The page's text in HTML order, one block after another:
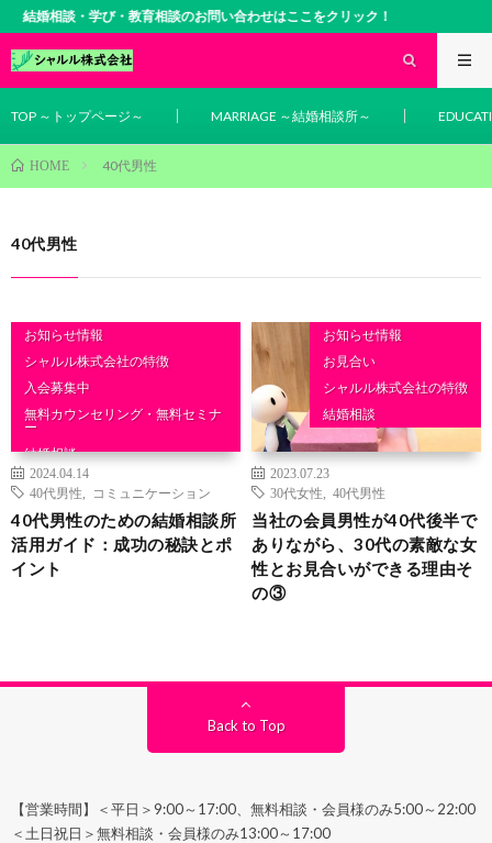
結婚相談・学び・教育相談のお問い合わせはここをクリック！
TOP ～トップページ～ MARRIAGE ～結婚相談所～
HOME 40代男性
40代男性
お知らせ情報
シャルル株式会社の特徴
入会募集中
無料カウンセリング・無料セミナ
ー
結婚相談
2024.04.14
40代男性
コミュニケーション
40代男性のための結婚相談所
活用ガイド：成功の秘訣とポ
イント
お知らせ情報
お見合い
シャルル株式会社の特徴
結婚相談
2023.07.23
30代女性
40代男性
当社の会員男性が40代後半で
ありながら、30代の素敵な女
性とお見合いができる理由そ
の③
Back to Top
【営業時間】＜平日＞9:00～17:00、無料相談・会員様のみ5:00～22:00
＜土日祝日＞無料相談・会員様のみ13:00～17:00